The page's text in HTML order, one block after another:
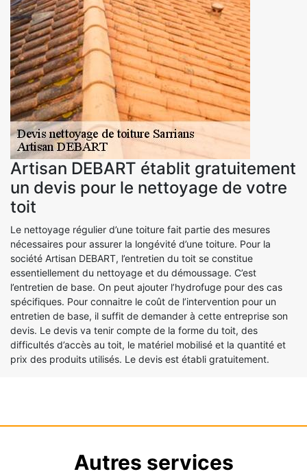
Artisan DEBART établit gratuitement
un devis pour le nettoyage de votre
toit
Le nettoyage régulier d’une toiture fait partie des mesures
nécessaires pour assurer la longévité d’une toiture. Pour la
société Artisan DEBART, l’entretien du toit se constitue
essentiellement du nettoyage et du démoussage. C’est
l’entretien de base. On peut ajouter l’hydrofuge pour des cas
spécifiques. Pour connaitre le coût de l’intervention pour un
entretien de base, il suffit de demander à cette entreprise son
devis. Le devis va tenir compte de la forme du toit, des
difficultés d’accès au toit, le matériel mobilisé et la quantité et
prix des produits utilisés. Le devis est établi gratuitement.
Autres services